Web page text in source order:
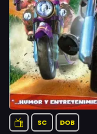
SC DOB